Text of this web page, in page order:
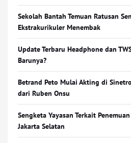
Sekolah Bantah Temuan Ratusan
Ekstrakurikuler Menembak
Update Terbaru Headphone dan
Barunya?
Betrand Peto Mulai Akting di
dari Ruben Onsu
Sengketa Yayasan Terkait
Jakarta Selatan